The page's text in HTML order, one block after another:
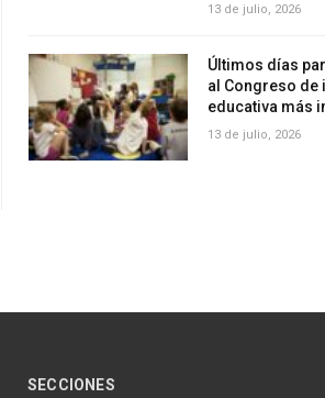
13 de julio, 2026
Últimos días
al Congreso de
educativa más
13 de julio, 2026
SECCIONES